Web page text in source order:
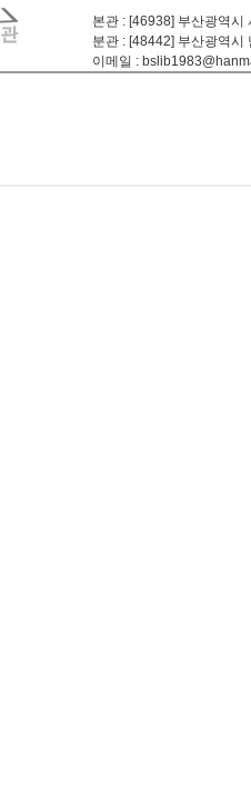
본관 : [46938] 부산광역시
분관 : [48442] 부산광역시
이메일 :